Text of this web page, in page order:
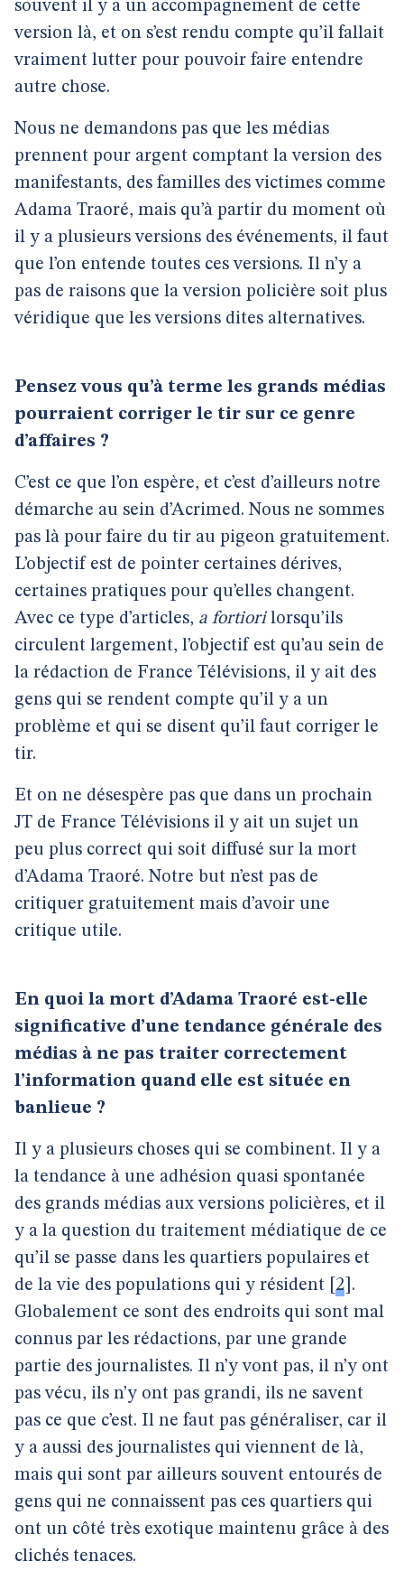
souvent il y a un accompagnement de cette
version là, et on s’est rendu compte qu’il fallait
vraiment lutter pour pouvoir faire entendre
autre chose.
Nous ne demandons pas que les médias
prennent pour argent comptant la version des
manifestants, des familles des victimes comme
Adama Traoré, mais qu’à partir du moment où
il y a plusieurs versions des événements, il faut
que l’on entende toutes ces versions. Il n’y a
pas de raisons que la version policière soit plus
véridique que les versions dites alternatives.
Pensez vous qu’à terme les grands médias
pourraient corriger le tir sur ce genre
d’affaires ?
C’est ce que l’on espère, et c’est d’ailleurs notre
démarche au sein d’Acrimed. Nous ne sommes
pas là pour faire du tir au pigeon gratuitement.
L’objectif est de pointer certaines dérives,
certaines pratiques pour qu’elles changent.
Avec ce type d’articles, a fortiorilorsqu’ils
circulent largement, l’objectif est qu’au sein de
la rédaction de France Télévisions, il y ait des
gens qui se rendent compte qu’il y a un
problème et qui se disent qu’il faut corriger le
tir.
Et on ne désespère pas que dans un prochain
JT de France Télévisions il y ait un sujet un
peu plus correct qui soit diffusé sur la mort
d’Adama Traoré. Notre but n’est pas de
critiquer gratuitement mais d’avoir une
critique utile.
En quoi la mort d’Adama Traoré est-elle
significative d’une tendance générale des
médias à ne pas traiter correctement
l’information quand elle est située en
banlieue ?
Il y a plusieurs choses qui se combinent. Il y a
la tendance à une adhésion quasi spontanée
des grands médias aux versions policières, et il
y a la question du traitement médiatique de ce
qu’il se passe dans les quartiers populaires et
de la vie des populations qui y résident 2 .
Globalement ce sont des endroits qui sont mal
connus par les rédactions, par une grande
partie des journalistes. Il n’y vont pas, il n’y ont
pas vécu, ils n’y ont pas grandi, ils ne savent
pas ce que c’est. Il ne faut pas généraliser, car il
y a aussi des journalistes qui viennent de là,
mais qui sont par ailleurs souvent entourés de
gens qui ne connaissent pas ces quartiers qui
ont un côté très exotique maintenu grâce à des
clichés tenaces.